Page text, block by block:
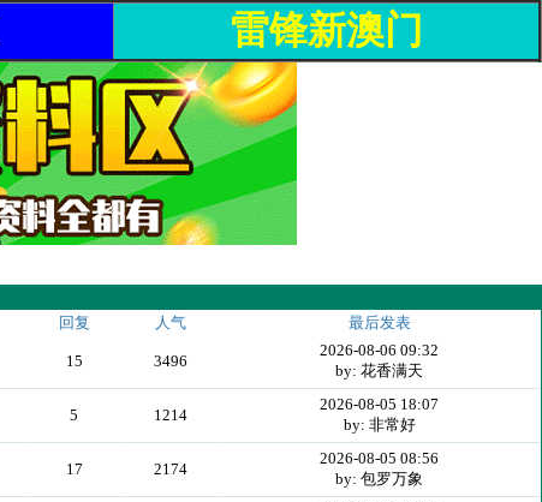
雷锋新澳门
回复 人气
最后发表
15 3496
2026-08-06 09:32
by: 花香满天
5 1214
2026-08-05 18:07
by: 非常好
17 2174
2026-08-05 08:56
by: 包罗万象